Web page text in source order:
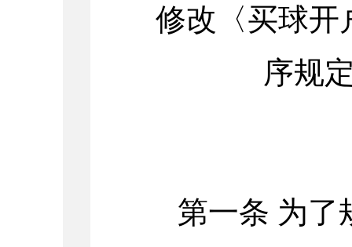
修改〈买球开
序规
第一条 为了